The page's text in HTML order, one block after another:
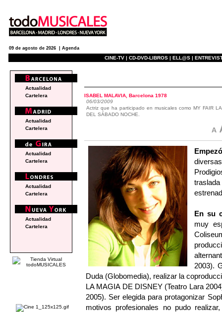
09 de agosto de 2026 | Agenda
CINE-TV | CD-DVD-LIBROS | ELL@S |
ISABEL MALAVIA, Barcelona 1978
06/03/2009
Actriz que ha participado en musicales como MY FAIR
DEL SÁBADO NOCHE.
En su
muy
2003).
Duda (Globomedia), realizar la
LA MAGIA DE DISNEY (Teatro Lara
2005). Ser elegida para protagonizar
motivos profesionales no pudo
Actualidad
Cartelera
Actualidad
Cartelera
Actualidad
Cartelera
Actualidad
Cartelera
Actualidad
Cartelera